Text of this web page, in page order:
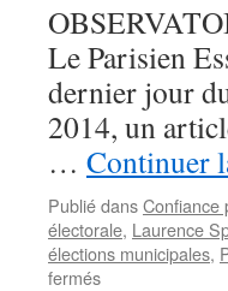
Le Parisien
dernier jour
2014, un
… Continuer
Publié dansConfiance
électorale, Laurence
élections municipales,
ferméssur